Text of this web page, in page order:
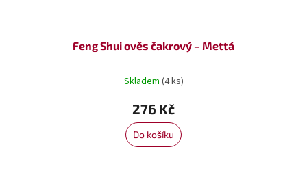
Feng Shui ověs čakrový – Mettá
Skladem (4 ks)
276 Kč
Do košíku